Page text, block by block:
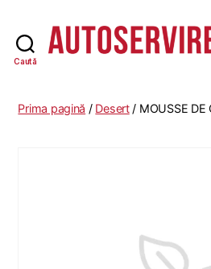
Caută
Prima pagină / Desert/ MOUSSE DE